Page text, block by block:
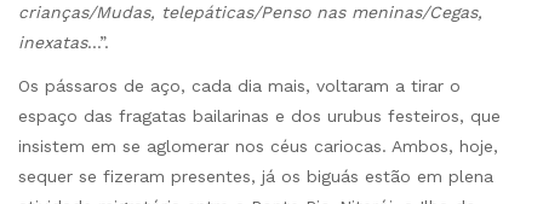
crianças/Mudas, telepáticas/Penso nas meninas/Cegas,
inexatas…”.
Os pássaros de aço, cada dia mais, voltaram a tirar o
espaço das fragatas bailarinas e dos urubus festeiros, que
insistem em se aglomerar nos céus cariocas. Ambos, hoje,
sequer se fizeram presentes, já os biguás estão em plena